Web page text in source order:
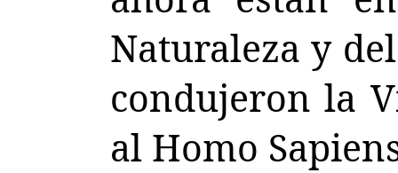
Naturaleza y
condujeron la
al Homo